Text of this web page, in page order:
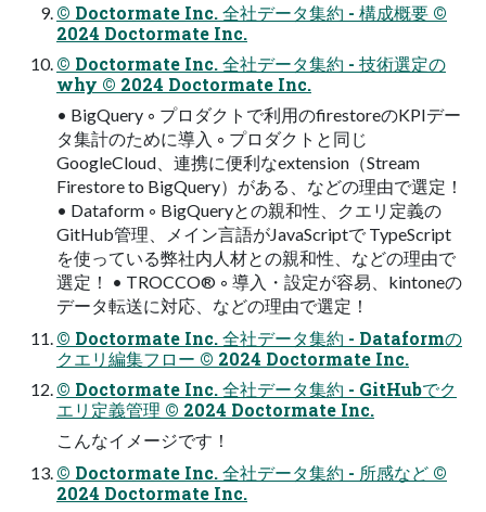
© Doctormate Inc. 全社データ集約 - 構成概要 ©
2024 Doctormate Inc.
© Doctormate Inc. 全社データ集約 - 技術選定の
why © 2024 Doctormate Inc.
• BigQuery ◦ プロダクトで利用のfirestoreのKPIデー
タ集計のために導入 ◦ プロダクトと同じ
GoogleCloud、連携に便利なextension（Stream
Firestore to BigQuery）がある、などの理由で選定！
• Dataform ◦ BigQueryとの親和性、クエリ定義の
GitHub管理、メイン言語がJavaScriptで TypeScript
を使っている弊社内人材との親和性、などの理由で
選定！ • TROCCO® ◦ 導入・設定が容易、kintoneの
データ転送に対応、などの理由で選定！
© Doctormate Inc. 全社データ集約 - Dataformの
クエリ編集フロー © 2024 Doctormate Inc.
© Doctormate Inc. 全社データ集約 - GitHubでク
エリ定義管理 © 2024 Doctormate Inc.
こんなイメージです！
© Doctormate Inc. 全社データ集約 - 所感など ©
2024 Doctormate Inc.